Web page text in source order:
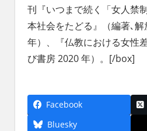
刊『いつまで続く「女人禁
本社会をたどる』（編著､
年）、『仏教における女性
び書房 2020 年）。[/box]
Facebook
Bluesky